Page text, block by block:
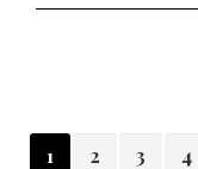
1 2 3 4